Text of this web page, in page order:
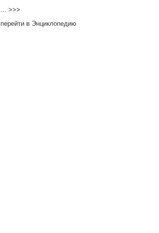
>>>
перейти в Энциклопедию